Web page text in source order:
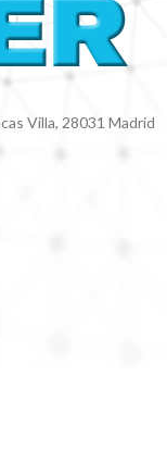
Villa, 28031 Madrid